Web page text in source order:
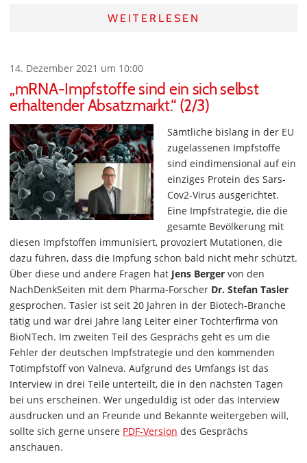
WEITERLESEN
14. Dezember 2021 um 10:00
„mRNA-Impfstoffe sind ein sich selbst
erhaltender Absatzmarkt.“ (2/3)
Sämtliche bislang in der EU
zugelassenen Impfstoffe
sind eindimensional auf ein
einziges Protein des Sars-
Cov2-Virus ausgerichtet.
Eine Impfstrategie, die die
gesamte Bevölkerung mit
diesen Impfstoffen immunisiert, provoziert Mutationen, die
dazu führen, dass die Impfung schon bald nicht mehr schützt.
Über diese und andere Fragen hat Jens Berger von den
NachDenkSeiten mit dem Pharma-Forscher Dr. Stefan Tasler
gesprochen. Tasler ist seit 20 Jahren in der Biotech-Branche
tätig und war drei Jahre lang Leiter einer Tochterfirma von
BioNTech. Im zweiten Teil des Gesprächs geht es um die
Fehler der deutschen Impfstrategie und den kommenden
Totimpfstoff von Valneva. Aufgrund des Umfangs ist das
Interview in drei Teile unterteilt, die in den nächsten Tagen
bei uns erscheinen. Wer ungeduldig ist oder das Interview
ausdrucken und an Freunde und Bekannte weitergeben will,
sollte sich gerne unsere PDF-Version des Gesprächs
anschauen.